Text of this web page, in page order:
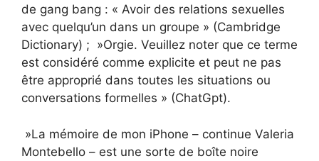
de gang bang : « Avoir des relations sexuelles
avec quelqu’un dans un groupe » (Cambridge
Dictionary) ; »Orgie. Veuillez noter que ce terme
est considéré comme explicite et peut ne pas
être approprié dans toutes les situations ou
conversations formelles » (ChatGpt).
»La mémoire de mon iPhone – continue Valeria
Montebello – est une sorte de boîte noire